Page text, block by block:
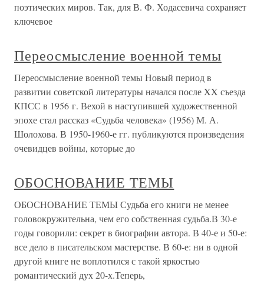
поэтических миров. Так, для В. Ф. Ходасевича сохраняет
ключевое
Переосмысление военной темы
Переосмысление военной темы Новый период в
развитии советской литературы начался после XX съезда
КПСС в 1956 г. Вехой в наступившей художественной
эпохе стал рассказ «Судьба человека» (1956) М. А.
Шолохова. В 1950-1960-е гг. публикуются произведения
очевидцев войны, которые до
ОБОСНОВАНИЕ ТЕМЫ
ОБОСНОВАНИЕ ТЕМЫ Судьба его книги не менее
головокружительна, чем его собственная судьба.В 30-е
годы говорили: секрет в биографии автора. В 40-е и 50-е:
все дело в писательском мастерстве. В 60-е: ни в одной
другой книге не воплотился с такой яркостью
романтический дух 20-х.Теперь,